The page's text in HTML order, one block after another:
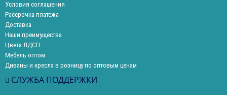
Условия соглашения
Рассрочка платежа
Доставка
Наши преимущества
Цвета ЛДСП
Мебель оптом
Диваны и кресла в розницу по оптовым ценам
СЛУЖБА ПОДДЕРЖКИ